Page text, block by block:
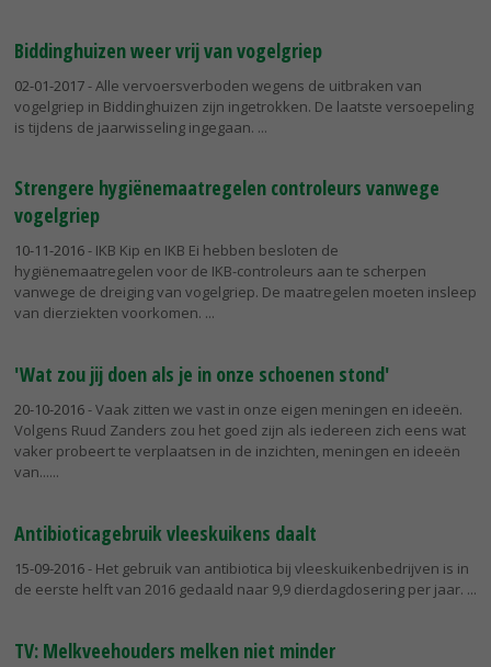
Biddinghuizen weer vrij van vogelgriep
02-01-2017- Alle vervoersverboden wegens de uitbraken van
vogelgriep in Biddinghuizen zijn ingetrokken. De laatste versoepeling
is tijdens de jaarwisseling ingegaan.
Strengere hygiënemaatregelen controleurs vanwege
vogelgriep
10-11-2016- IKB Kip en IKB Ei hebben besloten de
hygiënemaatregelen voor de IKB-controleurs aan te scherpen
vanwege de dreiging van vogelgriep. De maatregelen moeten insleep
van dierziekten voorkomen.
'Wat zou jij doen als je in onze schoenen stond'
20-10-2016- Vaak zitten we vast in onze eigen meningen en ideeën.
Volgens Ruud Zanders zou het goed zijn als iedereen zich eens wat
vaker probeert te verplaatsen in de inzichten, meningen en ideeën
van...
Antibioticagebruik vleeskuikens daalt
15-09-2016- Het gebruik van antibiotica bij vleeskuikenbedrijven is in
de eerste helft van 2016 gedaald naar 9,9 dierdagdosering per jaar.
TV: Melkveehouders melken niet minder